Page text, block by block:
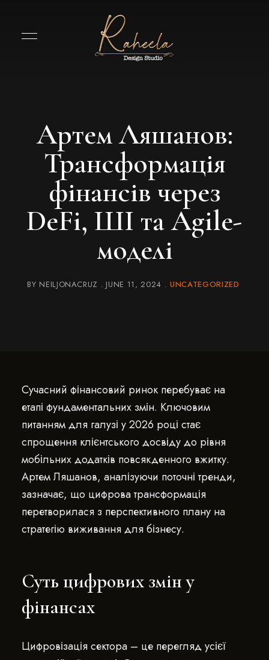
Артем Ляшанов:
Трансформація
фінансів через
DeFi, ШІ та Agile-
моделі
BY NEILJONACRUZ JUNE 11, 2024 UNCATEGORIZED
Сучасний фінансовий ринок перебуває на
етапі фундаментальних змін. Ключовим
питанням для галузі у 2026 році стає
спрощення клієнтського досвіду до рівня
мобільних додатків повсякденного вжитку.
Артем Ляшанов, аналізуючи поточні тренди,
зазначає, що цифрова трансформація
перетворилася з перспективного плану на
стратегію виживання для бізнесу.
Суть цифрових змін у
фінансах
Цифровізація сектора – це перегляд усієї